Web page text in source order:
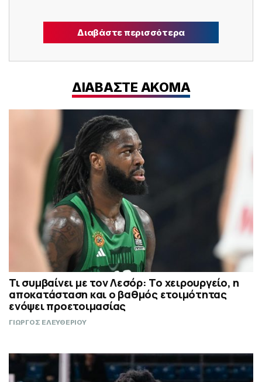
Διαβάστε περισσότερα
ΔΙΑΒΑΣΤΕ ΑΚΟΜΑ
Τι συμβαίνει με τον Λεσόρ: Το χειρουργείο, η
αποκατάσταση και ο βαθμός ετοιμότητας
ενόψει προετοιμασίας
ΓΙΩΡΓΟΣ ΕΛΕΥΘΕΡΙΟΥ